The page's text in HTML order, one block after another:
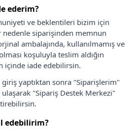
ederim?
ve beklentileri bizim için
siparişinden memnun
ambalajında, kullanılmamış ve
koşuluyla teslim aldığın
içinde iade edebilirsin.
giriş yaptıktan sonra "Siparişlerim"
"Sipariş Destek Merkezi"
edebilirim?